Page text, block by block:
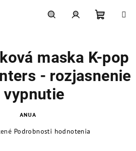
košík
maska K-pop
- rozjasnenie
vypnutie
ANUA
Podrobnosti hodnotenia